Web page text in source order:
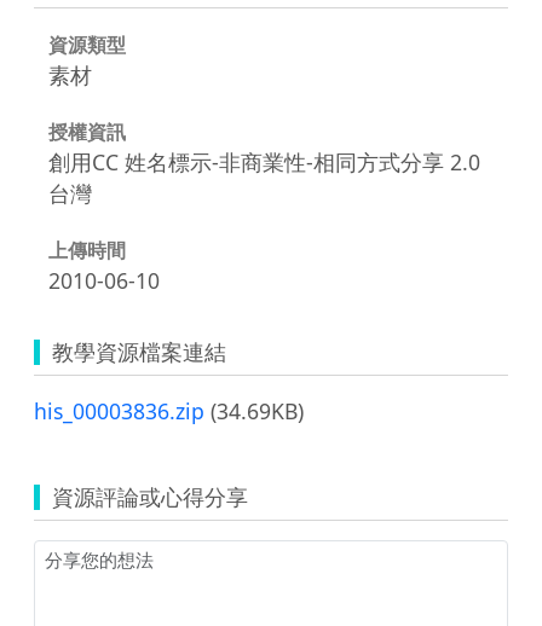
資源類型
素材
授權資訊
創用CC 姓名標示-非商業性-相同方式分享 2.0
台灣
上傳時間
2010-06-10
教學資源檔案連結
his_00003836.zip (34.69KB)
資源評論或心得分享